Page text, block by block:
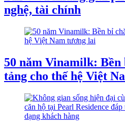
nghệ, tài chính
50 năm Vinamilk: Bền
tảng cho thế hệ Việt